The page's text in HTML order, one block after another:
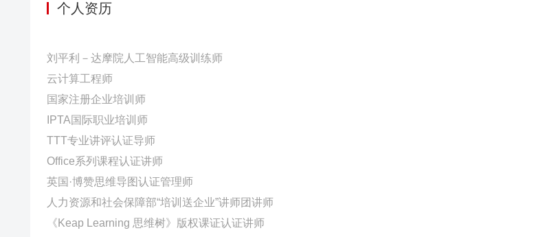
个人资历
刘平利－达摩院人工智能高级训练师
云计算工程师
国家注册企业培训师
IPTA国际职业培训师
TTT专业讲评认证导师
Office系列课程认证讲师
英国·博赞思维导图认证管理师
人力资源和社会保障部“培训送企业”讲师团讲师
《Keap Learning 思维树》版权课证认证讲师